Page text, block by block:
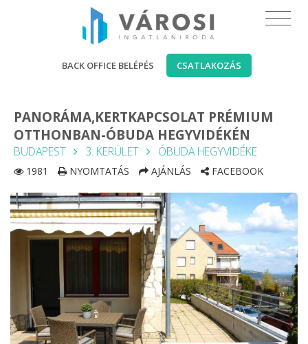
BACK OFFICE BELÉPÉS CSATLAKOZÁS
PANORÁMA,KERTKAPCSOLAT PRÉMIUM
OTTHONBAN-ÓBUDA HEGYVIDÉKÉN
BUDAPEST 3. KERÜLET ÓBUDA HEGYVIDÉKE
1981 NYOMTATÁS AJÁNLÁS FACEBOOK